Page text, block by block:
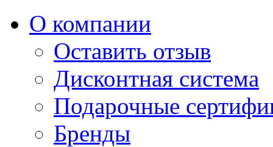
О компании
Оставить отзыв
Дисконтная система
Подарочные
Бренды